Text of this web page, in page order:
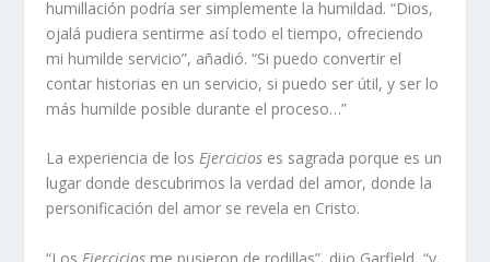
humillación podría ser simplemente la humildad. “Dios,
ojalá pudiera sentirme así todo el tiempo, ofreciendo
mi humilde servicio”, añadió. “Si puedo convertir el
contar historias en un servicio, si puedo ser útil, y ser lo
más humilde posible durante el proceso…”
La experiencia de losEjercicios es sagrada porque es un
lugar donde descubrimos la verdad del amor, donde la
personificación del amor se revela en Cristo.
“Los Ejercicios me pusieron de rodillas”, dijo Garfield, “y,